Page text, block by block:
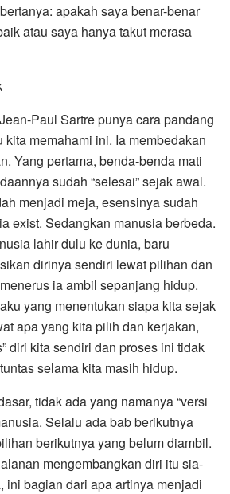
apakah saya benar-benar
atau saya hanya takut merasa
Paul Sartre punya cara pandang
kita memahami ini. Ia membedakan
Yang pertama, benda-benda mati
sudah “selesai” sejak awal.
menjadi meja, esensinya sudah
exist. Sedangkan manusia berbeda.
lahir dulu ke dunia, baru
dirinya sendiri lewat pilihan dan
ia ambil sepanjang hidup.
yang menentukan siapa kita sejak
apa yang kita pilih dan kerjakan,
diri kita sendiri dan proses ini tidak
selama kita masih hidup.
tidak ada yang namanya “versi
Selalu ada bab berikutnya
berikutnya yang belum diambil.
mengembangkan diri itu sia-
ini bagian dari apa artinya menjadi